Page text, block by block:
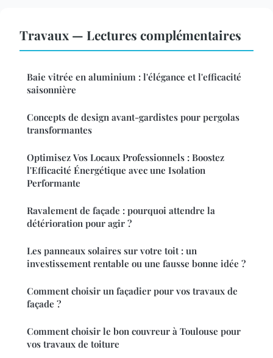
Travaux — Lectures complémentaires
Baie vitrée en aluminium : l'élégance et l'efficacité
saisonnière
Concepts de design avant-gardistes pour pergolas
transformantes
Optimisez Vos Locaux Professionnels : Boostez
l'Efficacité Énergétique avec une Isolation
Performante
Ravalement de façade : pourquoi attendre la
détérioration pour agir ?
Les panneaux solaires sur votre toit : un
investissement rentable ou une fausse bonne idée ?
Comment choisir un façadier pour vos travaux de
façade ?
Comment choisir le bon couvreur à Toulouse pour
vos travaux de toiture